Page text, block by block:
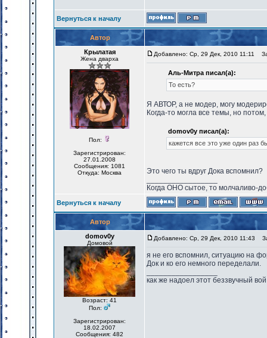
Вернуться к началу
Автор
Крылатая
Жена дварха
Пол:
Зарегистрирован:
27.01.2008
Сообщения: 1081
Откуда: Москва
Добавлено: Ср, 29 Дек, 2010 11:11
Аль-Митра писал(а):
То есть?
Я АВТОР, а не модер, могу
Когда-то могла все темы, но
domov0y писал(а):
кажется все это уже один раз
Это чего ты вдруг Дока вспомнил?
Когда ОНО сытое, то молчаливо-
Вернуться к началу
Автор
domov0y
Домовой
Возраст: 41
Пол:
Зарегистрирован:
18.02.2007
Сообщения: 482
Добавлено: Ср, 29 Дек, 2010 11:43
я не его вспомнил, ситуацию на
Док и ко его немного переделали.
как же надоел этот беззвучный